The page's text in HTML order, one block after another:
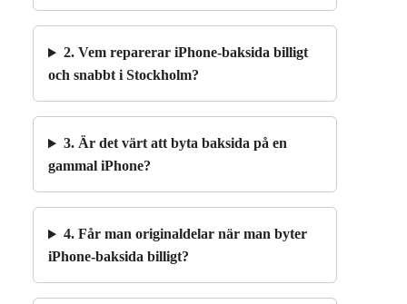
2. Vem reparerar iPhone-baksida billigt
och snabbt i Stockholm?
3. Är det värt att byta baksida på en
gammal iPhone?
4. Får man originaldelar när man byter
iPhone-baksida billigt?